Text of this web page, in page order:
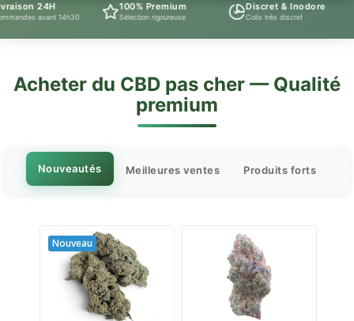
14h30
100% Premium
Sélection rigoureuse
Discret & Inodore
Colis très discret
Acheter du CBD pas cher — Qualité
premium
Nouveautés Meilleures ventes Produits forts
Nouveau